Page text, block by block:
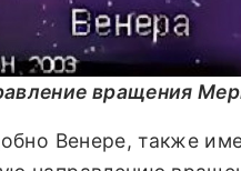
вращения
Венере, также